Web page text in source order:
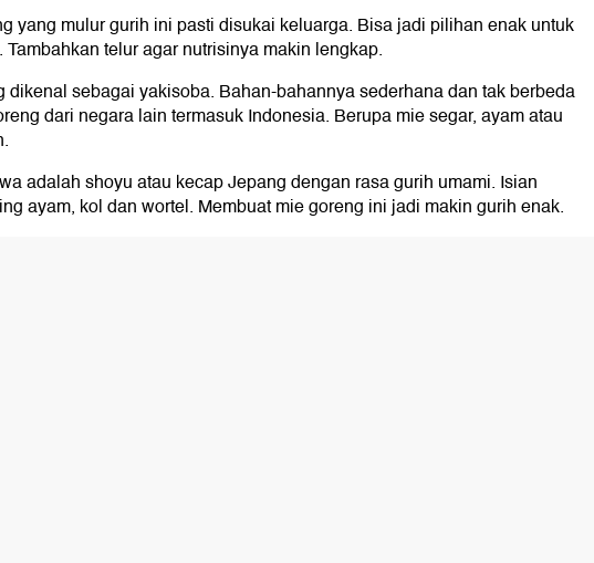
yang mulur gurih ini pasti disukai keluarga. Bisa jadi pilihan enak untuk
telur agar nutrisinya makin lengkap.
dikenal sebagai yakisoba. Bahan-bahannya sederhana dan tak berbeda
dari negara lain termasuk Indonesia. Berupa mie segar, ayam atau
adalah shoyu atau kecap Jepang dengan rasa gurih umami. Isian
ayam, kol dan wortel. Membuat mie goreng ini jadi makin gurih enak.